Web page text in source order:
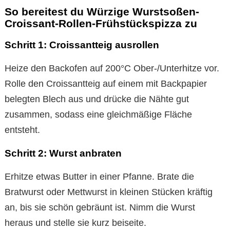
So bereitest du Würzige Wurstsoßen-
Croissant-Rollen-Frühstückspizza zu
Schritt 1: Croissantteig ausrollen
Heize den Backofen auf 200°C Ober-/Unterhitze vor.
Rolle den Croissantteig auf einem mit Backpapier
belegten Blech aus und drücke die Nähte gut
zusammen, sodass eine gleichmäßige Fläche
entsteht.
Schritt 2: Wurst anbraten
Erhitze etwas Butter in einer Pfanne. Brate die
Bratwurst oder Mettwurst in kleinen Stücken kräftig
an, bis sie schön gebräunt ist. Nimm die Wurst
heraus und stelle sie kurz beiseite.